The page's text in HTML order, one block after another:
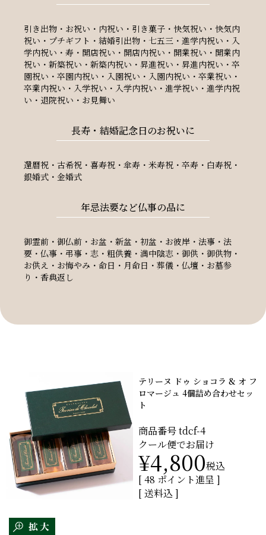
引き出物・お祝い・内祝い・引き菓子・快気祝い・快気内
祝い・プチギフト・結婚引出物・七五三・進学内祝い・入
学内祝い・寿・開店祝い・開店内祝い・開業祝い・開業内
祝い・新築祝い・新築内祝い・昇進祝い・昇進内祝い・卒
園祝い・卒園内祝い・入園祝い・入園内祝い・卒業祝い・
卒業内祝い・入学祝い・入学内祝い・進学祝い・進学内祝
い・退院祝い・お見舞い
長寿・結婚記念日のお祝いに
還暦祝・古希祝・喜寿祝・傘寿・米寿祝・卒寿・白寿祝・
銀婚式・金婚式
年忌法要など仏事の品に
御霊前・御仏前・お盆・新盆・初盆・お彼岸・法事・法
要・仏事・弔事・志・粗供養・満中陰志・御供・御供物・
お供え・お悔やみ・命日・月命日・葬儀・仏壇・お墓参
り・香典返し
テリーヌ ドゥ ショコラ & オ フ
ロマージュ 4個詰め合わせセッ
ト
商品番号tdcf-4
クール便でお届け
¥4,800税込
[ 48 ポイント進呈 ]
送料込